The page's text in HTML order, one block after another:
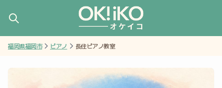
福岡県福岡市 ピアノ 長住ピアノ教室